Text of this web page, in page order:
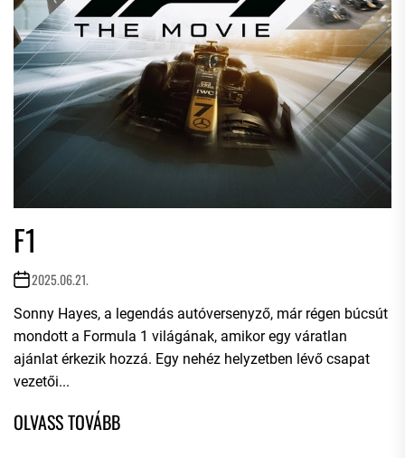
F1
2025.06.21.
Sonny Hayes, a legendás autóversenyző, már régen búcsút
mondott a Formula 1 világának, amikor egy váratlan
ajánlat érkezik hozzá. Egy nehéz helyzetben lévő csapat
vezetői...